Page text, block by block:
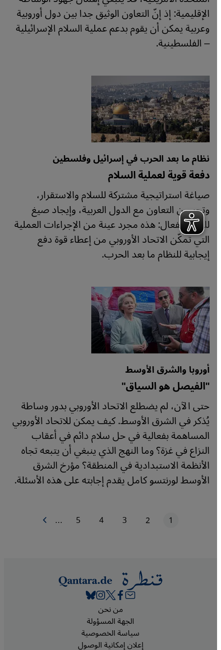
الإقليمية: إذ إنّ التعاون الوثيق جدا بين دول أوروبية
وعربية يمكن أن يقوم بدعم عملية السلام الإسرائيلية
– الفلسطينية.
نظام ما بعد الحرب في إسرائيل وفلسطين
دفعة قوية لعملية السلام
صياغة استراتيجية مشتركة للسلام والاستقرار،
وتحسين التعاون مع الدول العربية، وإيجاد صيغ
للحوار الفعال: هذه مجرد عينة من الإجراءات العملية
التي تمكّن الاتحاد الأوروبي من إعطاء قوة دفع
إيجابية للنظام ما بعد الحرب.
أوروبا والشرق الأوسط
"الفيصل هو السياق"
حتى الآن، لم يضطلع الاتحاد الأوروبي بدور وساطة
يُذكر في الشرق الأوسط. كيف يمكن للاتحاد الأوروبي
المساهمة بفعالية في حل سلام دائم في أعقاب
النزاع في غزة؟ وما النهج الذي ينبغي أن يتبعه تجاه
الأنظمة الاستبدادية في المنطقة؟ مؤرخ الشرق
الأوسط لورنتسو كامل يقدم إجابته على هذه الأسئلة.
الصفحة الحاليّة1 الصفحة2 الصفحة3 الصفحة4 الصفحة5
… الصفحة التالية
Footer
من نحن
الجهة المسؤولة
سياسة الخصوصية
إعلان إمكانية الوصول